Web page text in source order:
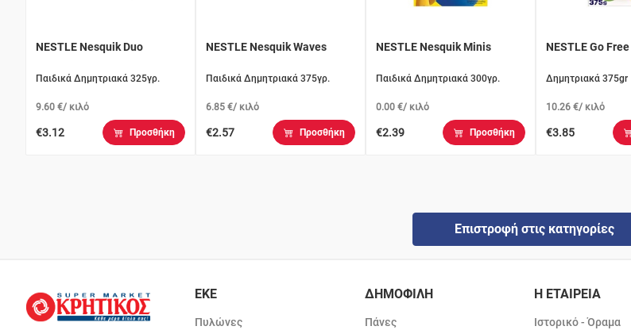
NESTLE Nesquik Duo
Παιδικά Δημητριακά 325γρ.
9.60 €/ κιλό
€3.12 Προσθήκη
NESTLE Nesquik Waves
Παιδικά Δημητριακά 375γρ.
6.85 €/ κιλό
€2.57 Προσθήκη
NESTLE Nesquik Minis
Παιδικά Δημητριακά 300γρ.
0.00 €/ κιλό
€2.39 Προσθήκη
NESTLE Go
Δημητριακά 375gr
10.26 €/ κιλό
€3.85
Επιστροφή στις κατηγορίες
ΕΚΕ
Πυλώνες
ΔΗΜΟΦΙΛΗ
Πάνες
Η ΕΤΑΙΡΕΙΑ
Ιστορικό - Όραμα